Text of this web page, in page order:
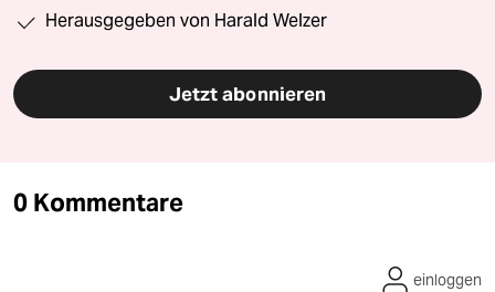
Herausgegeben von Harald Welzer
Jetzt abonnieren
0 Kommentare
einloggen